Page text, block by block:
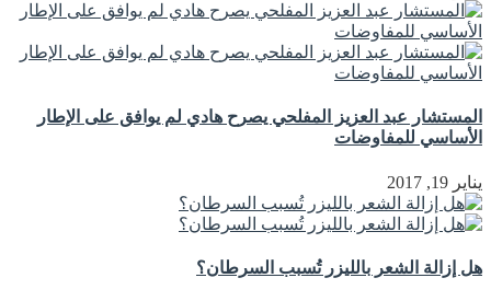
المستشار عبد العزيز المفلحي يصرح هادي لم يوافق على الإطار
الأساسي للمفاوضات
يناير 19, 2017
هل إزالة الشعر بالليزر تُسبب السرطان؟